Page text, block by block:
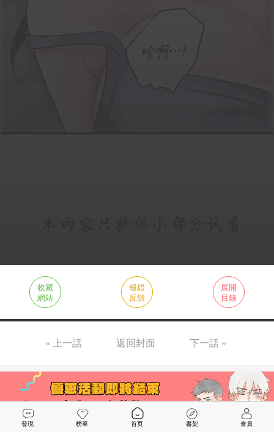
收藏
網站
報錯
反饋
展開
目錄
« 上一話 返回封面 下一話 »
發現 榜單 首页 書架 會員